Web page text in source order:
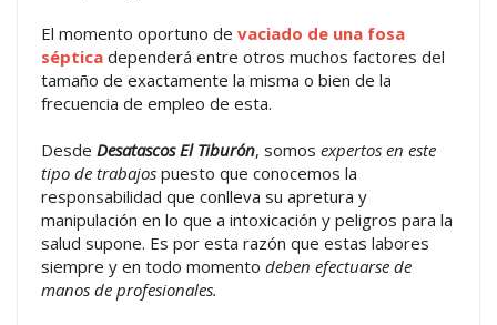
El momento oportuno de vaciado de una fosa
sépticadependerá entre otros muchos factores del
tamaño de exactamente la misma o bien de la
frecuencia de empleo de esta.
Desde Desatascos El Tiburón, somos expertos en este
tipo de trabajospuesto que conocemos la
responsabilidad que conlleva su apretura y
manipulación en lo que a intoxicación y peligros para la
salud supone. Es por esta razón que estas labores
siempre y en todo momento deben efectuarse de
manos de profesionales.